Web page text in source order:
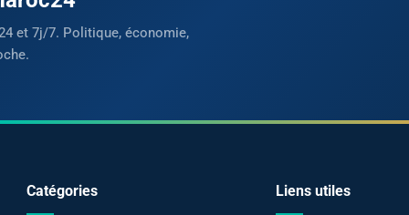
et 7j/7. Politique, économie,
Catégories Liens utiles